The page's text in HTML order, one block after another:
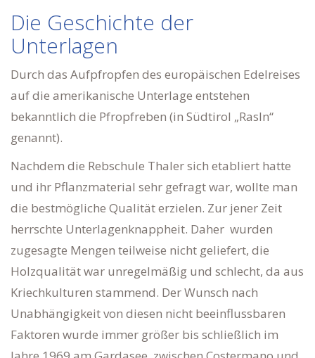
Die Geschichte der
Unterlagen
Durch das Aufpfropfen des europäischen Edelreises
auf die amerikanische Unterlage entstehen
bekanntlich die Pfropfreben (in Südtirol „Rasln“
genannt).
Nachdem die Rebschule Thaler sich etabliert hatte
und ihr Pflanzmaterial sehr gefragt war, wollte man
die bestmögliche Qualität erzielen. Zur jener Zeit
herrschte Unterlagenknappheit. Daher wurden
zugesagte Mengen teilweise nicht geliefert, die
Holzqualität war unregelmäßig und schlecht, da aus
Kriechkulturen stammend. Der Wunsch nach
Unabhängigkeit von diesen nicht beeinflussbaren
Faktoren wurde immer größer bis schließlich im